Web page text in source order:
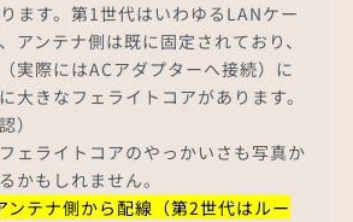
ます。第1世代はいわゆるLANケー
アンテナ側は既に固定されており、
実際にはACアダプターへ接続）に
大きなフェライトコアがあります。
）
ェライトコアのやっかいさも写真か
かもしれません。
ンテナ側から配線（第2世代はルー